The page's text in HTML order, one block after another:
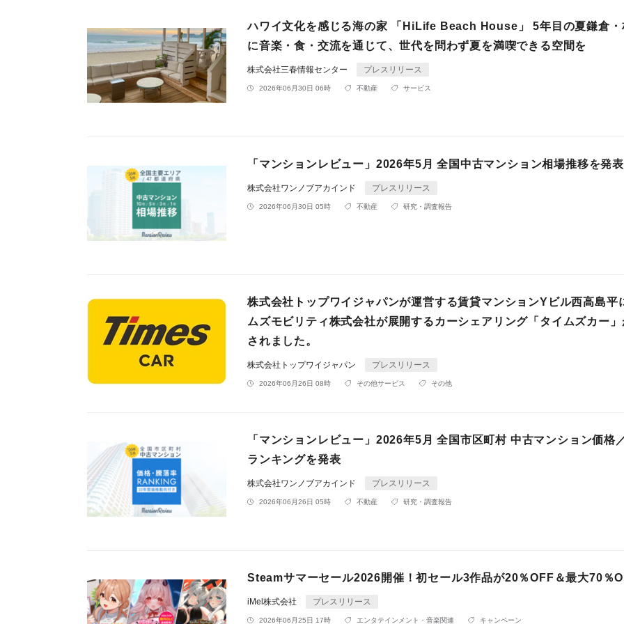
ハワイ文化を感じる海の家 「HiLife Beach House」 5年目の夏鎌倉・
に音楽・食・交流を通じて、世代を問わず夏を満喫できる空間を
株式会社三春情報センター プレスリリース
2026年06月30日 06時 不動産 サービス
「マンションレビュー」2026年5月 全国中古マンション相場推移を発表
株式会社ワンノブアカインド プレスリリース
2026年06月30日 05時 不動産 研究・調査報告
株式会社トップワイジャパンが運営する賃貸マンションYビル西高島平
ムズモビリティ株式会社が展開するカーシェアリング「タイムズカー」
されました。
株式会社トップワイジャパン プレスリリース
2026年06月26日 08時 その他サービス その他
「マンションレビュー」2026年5月 全国市区町村 中古マンション価格
ランキングを発表
株式会社ワンノブアカインド プレスリリース
2026年06月26日 05時 不動産 研究・調査報告
Steamサマーセール2026開催！初セール3作品が20％OFF＆最大70％
iMel株式会社 プレスリリース
2026年06月25日 17時 エンタテインメント・音楽関連 キャンペーン